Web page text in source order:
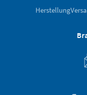
Herstellung